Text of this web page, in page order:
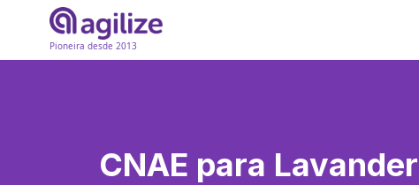
Pioneira desde 2013
CNAE para